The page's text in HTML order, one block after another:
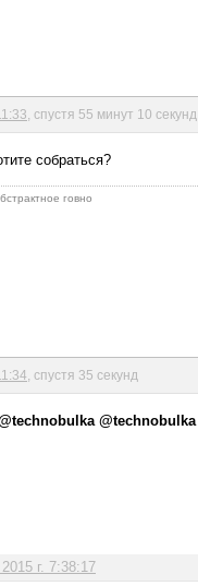
, спустя 55 минут 10 секунд
собраться?
говно
, спустя 35 секунд
@technobulka
г. 7:38:17